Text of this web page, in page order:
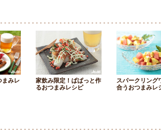
まみレ
家飲み限定！ぱぱっと作
るおつまみレシピ
スパークリング
合うおつまみレ